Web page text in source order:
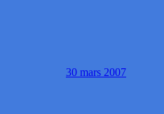
30 mars 2007